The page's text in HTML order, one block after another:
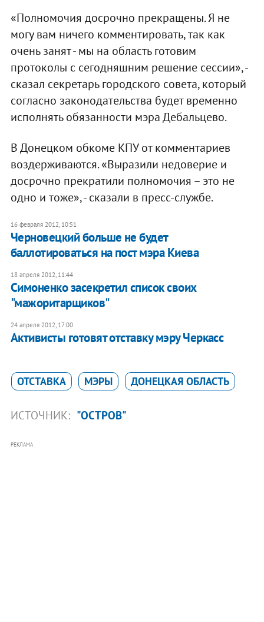
«Полномочия досрочно прекращены. Я не
могу вам ничего комментировать, так как
очень занят - мы на область готовим
протоколы с сегодняшним решение сессии», -
сказал секретарь городского совета, который
согласно законодательства будет временно
исполнять обязанности мэра Дебальцево.
В Донецком обкоме КПУ от комментариев
воздерживаются. «Выразили недоверие и
досрочно прекратили полномочия – это не
одно и тоже», - сказали в пресс-службе.
16 февраля 2012, 10:51
Черновецкий больше не будет
баллотироваться на пост мэра Киева
18 апреля 2012, 11:44
Симоненко засекретил список своих
"мажоритарщиков"
24 апреля 2012, 17:00
Активисты готовят отставку мэру Черкасс
ОТСТАВКА МЭРЫ ДОНЕЦКАЯ ОБЛАСТЬ
ИСТОЧНИК: "ОСТРОВ"
РЕКЛАМА